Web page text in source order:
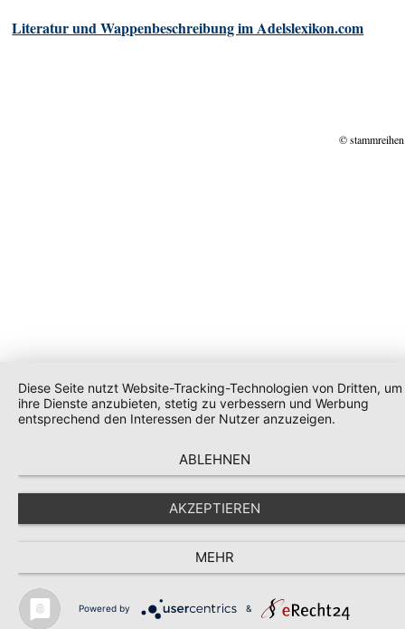
Literatur und Wappenbeschreibung im Adelslexikon.com
©
Diese Seite nutzt Website-Tracking-Technologien von Dritten, um
ihre Dienste anzubieten, stetig zu verbessern und Werbung
entsprechend den Interessen der Nutzer anzuzeigen.
ABLEHNEN
AKZEPTIEREN
MEHR
Powered by &